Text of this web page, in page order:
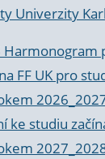
Univerzity
Harmonogram
FF UK pro
ke studiu